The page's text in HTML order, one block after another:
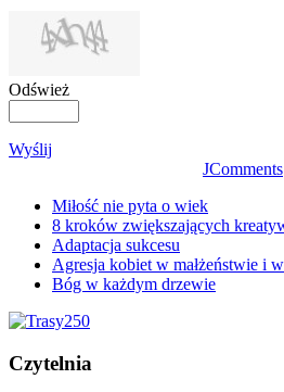
Odśwież
Wyślij
JComments
Miłość nie pyta o wiek
8 kroków zwiększających
Adaptacja sukcesu
Agresja kobiet w małżeństwie i
Bóg w każdym drzewie
Czytelnia